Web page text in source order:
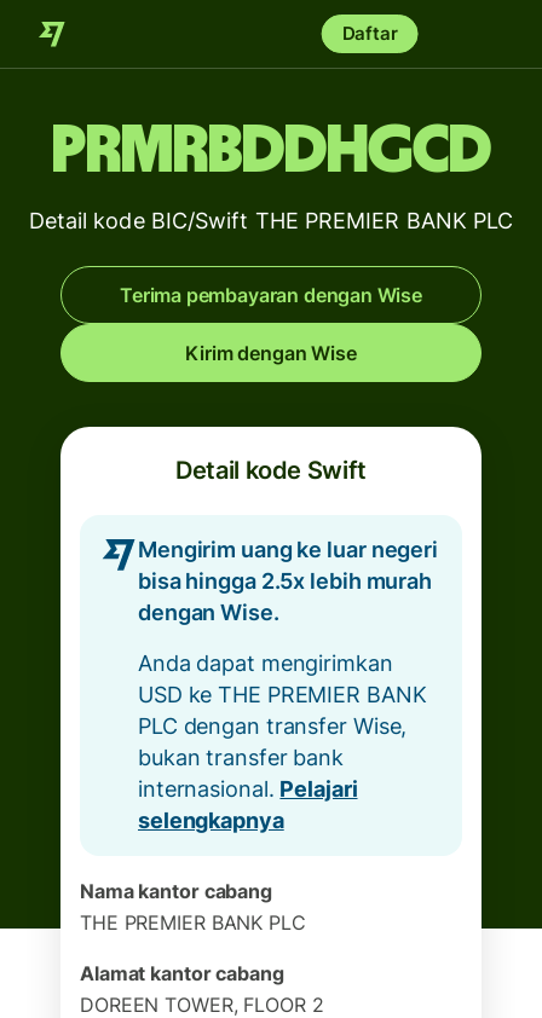
Daftar
PRMRBDDHGCD
Detail kode BIC/Swift THE PREMIER BANK PLC
Terima pembayaran dengan Wise
Kirim dengan Wise
Detail kode Swift
Mengirim uang ke luar negeri
bisa hingga 2.5x lebih murah
dengan Wise.
Anda dapat mengirimkan
USD ke THE PREMIER BANK
PLC dengan transfer Wise,
bukan transfer bank
internasional. Pelajari
selengkapnya
Nama kantor cabang
THE PREMIER BANK PLC
Alamat kantor cabang
DOREEN TOWER, FLOOR 2